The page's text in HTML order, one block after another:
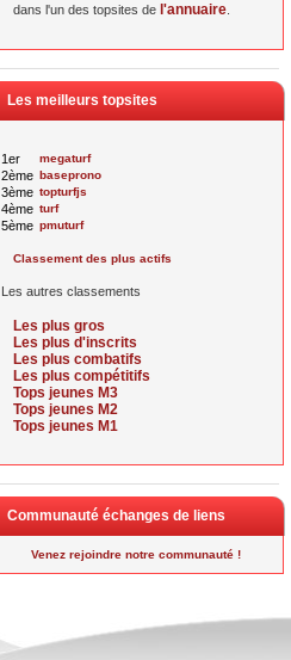
dans l'un des topsites de l'annuaire.
Les meilleurs topsites
1er megaturf
2ème baseprono
3ème topturfjs
4ème turf
5ème pmuturf
Classement des plus actifs
Les autres classements
Les plus gros
Les plus d'inscrits
Les plus combatifs
Les plus compétitifs
Tops jeunes M3
Tops jeunes M2
Tops jeunes M1
Communauté échanges de liens
Venez rejoindre notre communauté !